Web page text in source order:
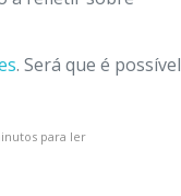
. Será que é possível
para ler